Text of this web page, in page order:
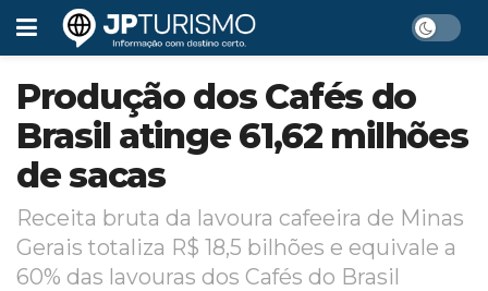
Produção dos Cafés do
Brasil atinge 61,62 milhões
de sacas
Receita bruta da lavoura cafeeira de Minas
Gerais totaliza R$ 18,5 bilhões e equivale a
60% das lavouras dos Cafés do Brasil